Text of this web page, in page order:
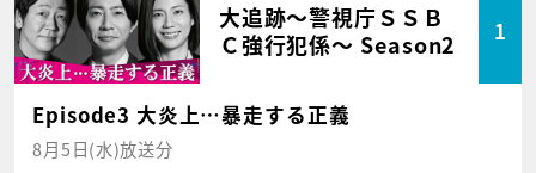
大追跡～警視庁ＳＳＢ
Ｃ強行犯係～ Season2
1
Episode3 大炎上…暴走する正義
8月5日(水)放送分